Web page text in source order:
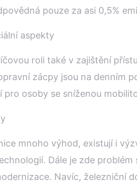
pouze za asi 0,5%
aspekty
roli také v zajištění
zácpy jsou na denním
pro osoby se sníženou
mnoho výhod, existují i
Dále je zde
Navíc, železniční